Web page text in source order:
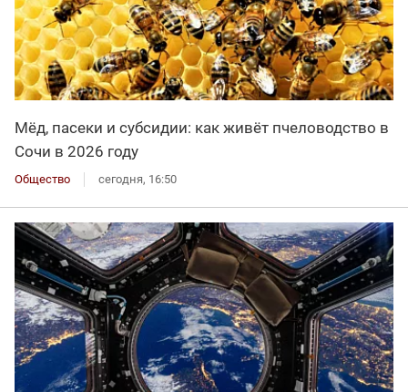
Мёд, пасеки и субсидии: как живёт пчеловодство в
Сочи в 2026 году
Общество сегодня, 16:50